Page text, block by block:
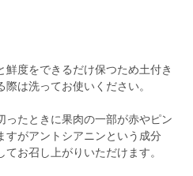
鮮度をできるだけ保つため土付き
は洗ってお使いください。
ったときに果肉の一部が赤やピン
すがアントシアニンという成分
お召し上がりいただけます。